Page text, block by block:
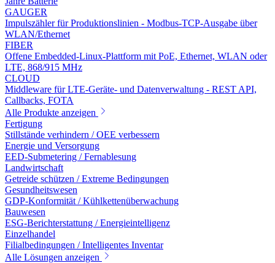
GAUGER
Impulszähler für Produktionslinien - Modbus-TCP-Ausgabe über
WLAN/Ethernet
FIBER
Offene Embedded-Linux-Plattform mit PoE, Ethernet, WLAN oder
LTE, 868/915 MHz
CLOUD
Middleware für LTE-Geräte- und Datenverwaltung - REST API,
Callbacks, FOTA
Alle Produkte anzeigen
Fertigung
Stillstände verhindern / OEE verbessern
Energie und Versorgung
EED-Submetering / Fernablesung
Landwirtschaft
Getreide schützen / Extreme Bedingungen
Gesundheitswesen
GDP-Konformität / Kühlkettenüberwachung
Bauwesen
ESG-Berichterstattung / Energieintelligenz
Einzelhandel
Filialbedingungen / Intelligentes Inventar
Alle Lösungen anzeigen